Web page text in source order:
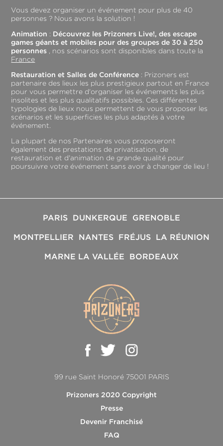
Vous devez organiser un événement pour plus de 40
personnes ? Nous avons la solution !
Animation : Découvrez les Prizoners Live!, des escape
games géants et mobiles pour des groupes de 30 à 250
personnes , nos scénarios sont disponibles dans toute la
France
Restauration et Salles de Conférence : Prizoners est
partenaire des lieux les plus prestigieux partout en France
pour vous permettre d'organiser les événements les plus
insolites et les plus qualitatifs possibles. Ces différentes
typologies de lieux nous permettent de vous proposer les
scénarios et les superficies les plus adaptés à votre
événement.
La plupart de nos Partenaires vous proposeront
également des prestations de privatisation, de
restauration et d'animation de grande qualité pour
poursuivre votre événement sans avoir à changer de lieu !
PARIS DUNKERQUE GRENOBLE
MONTPELLIER NANTES FRÉJUS LA RÉUNION
MARNE LA VALLÉE BORDEAUX
99 rue Saint Honoré 75001 PARIS
Prizoners 2020 Copyright
Presse
Devenir Franchisé
FAQ